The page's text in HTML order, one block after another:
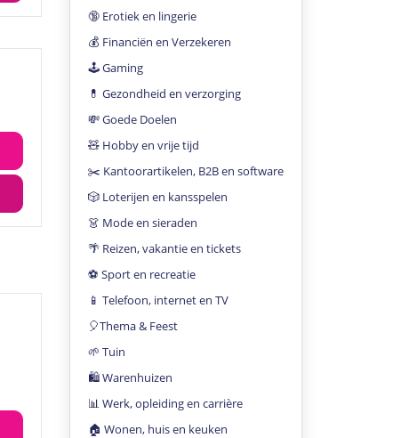
🔞 Erotiek en lingerie
💰 Financiën en Verzekeren
🕹 Gaming
💊 Gezondheid en verzorging
💸 Goede Doelen
🧸 Hobby en vrije tijd
✂️ Kantoorartikelen, B2B en software
🎲 Loterijen en kansspelen
👗 Mode en sieraden
🌴 Reizen, vakantie en tickets
⚽️ Sport en recreatie
📱 Telefoon, internet en TV
🎈Thema & Feest
🌱 Tuin
🛍 Warenhuizen
📊 Werk, opleiding en carrière
🏠 Wonen, huis en keuken